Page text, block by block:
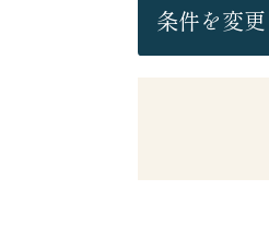
条件を変